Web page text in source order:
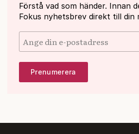
Förstå vad som händer. Innan
Fokus nyhetsbrev direkt till din